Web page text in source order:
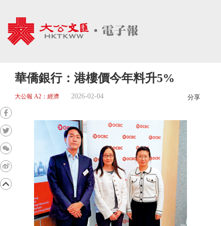
華僑銀行：港樓價今年料升5%
大公報 A2：經濟 2026-02-04 分享